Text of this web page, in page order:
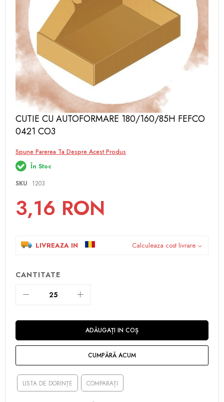
Skip
to
the
of
the
images
CUTIE CU AUTOFORMARE 180/160/85H FEFCO
0421 CO3
Spune Parerea Ta Despre Acest Produs
În Stoc
SKU
1203
3,16 RON
LIVREAZA IN Calculeaza cost livrare
CANTITATE
ADĂUGAȚI IN COȘ
CUMPĂRĂ ACUM
LISTA DE DORINȚE COMPARAȚI